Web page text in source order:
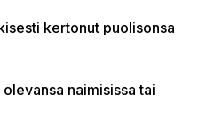
kertonut puolisonsa
naimisissa tai